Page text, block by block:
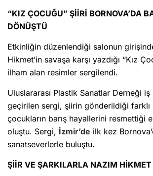
“KIZ ÇOCUĞU” ŞİİRİ BORNOVA’DA
DÖNÜŞTÜ
Etkinliğin düzenlendiği salonun
Hikmet’in savaşa karşı yazdığı “Kız
ilham alan resimler sergilendi.
Uluslararası Plastik Sanatlar Derneği
geçirilen sergi, şiirin gönderildiği farklı
çocukların barış hayallerini resmettiği
oluştu. Sergi, İzmir’de ilk kez
sanatseverlerle buluştu.
ŞİİR VE ŞARKILARLA NAZIM HİKMET